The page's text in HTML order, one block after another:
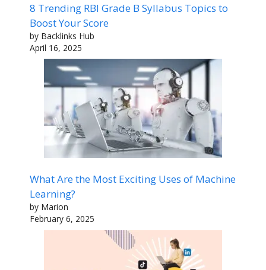
8 Trending RBI Grade B Syllabus Topics to
Boost Your Score
by Backlinks Hub
April 16, 2025
What Are the Most Exciting Uses of Machine
Learning?
by Marion
February 6, 2025